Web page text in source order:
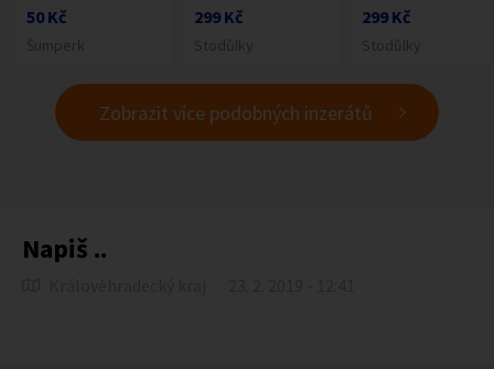
50 Kč 299 Kč
299 Kč
Zobrazit více podobných inzerátů
Napiš ..